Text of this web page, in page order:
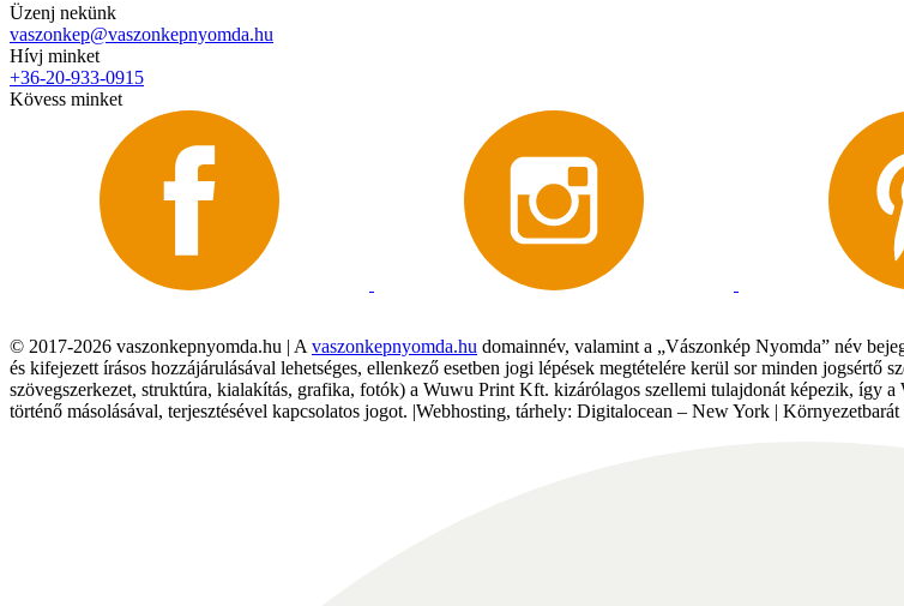
Üzenj nekünk
vaszonkep@vaszonkepnyomda.hu
Hívj minket
+36-20-933-0915
Kövess minket
© 2017-2026 vaszonkepnyomda.hu | A vaszonkepnyomda.hu domainnév, valamint a „Vászonkép Nyomda” név
és kifejezett írásos hozzájárulásával lehetséges, ellenkező esetben jogi lépések megtételére kerül sor minden jogsértő
szövegszerkezet, struktúra, kialakítás, grafika, fotók) a Wuwu Print Kft. kizárólagos szellemi tulajdonát képezik, így
történő másolásával, terjesztésével kapcsolatos jogot. |Webhosting, tárhely: Digitalocean – New York |